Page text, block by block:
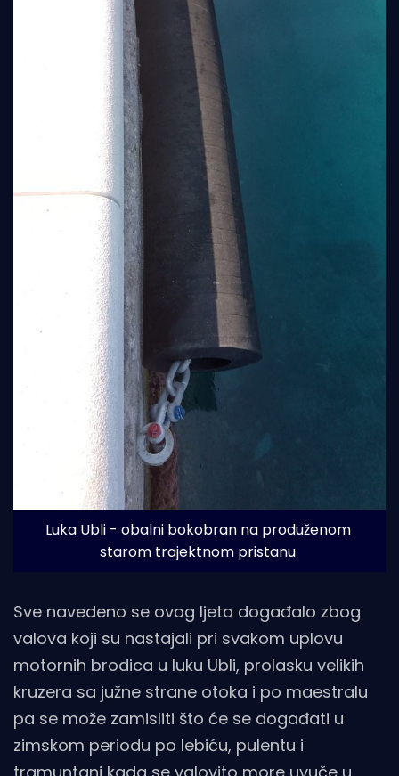
Luka Ubli - obalni bokobran na produženom
starom trajektnom pristanu
Sve navedeno se ovog ljeta događalo zbog
valova koji su nastajali pri svakom uplovu
motornih brodica u luku Ubli, prolasku velikih
kruzera sa južne strane otoka i po maestralu
pa se može zamisliti što će se događati u
zimskom periodu po lebiću, pulentu i